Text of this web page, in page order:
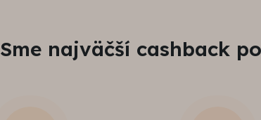
Sme najväčší cashback